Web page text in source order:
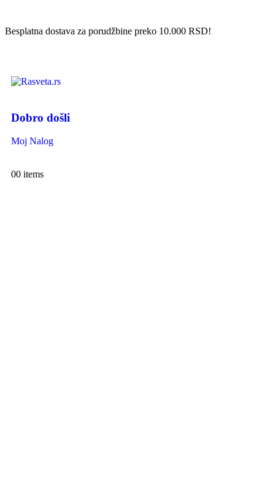
Besplatna dostava za porudžbine preko 10.000 RSD!
Dobro došli
Moj Nalog
00 items